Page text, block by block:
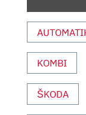
TSI
REVIEW
UND
FAHR
KOMBI
ŠKODA